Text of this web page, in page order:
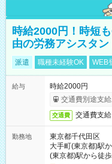
時給2000円！時短
由の労務アシスタン
派遣 職種未経験OK WEB
給与
時給2000円
交通費別途支給
交通費 交通費支給
勤務地
東京都千代田区
大手町(東京都)駅
(東京都)駅から徒